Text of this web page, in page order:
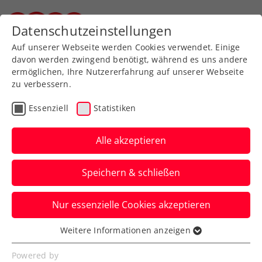
Zurück zur Newsübersicht
Rollstuhltennis
Sinner gegen Zverev:
Traumfinale bei den Erste
Bank Open
Der Italiener und der Deutsche greifen
jeweils nach ihrem zweiten Titel beim
Datenschutzeinstellungen
Auf unserer Webseite werden Cookies verwendet. Einige
davon werden zwingend benötigt, während es uns andere
ermöglichen, Ihre Nutzererfahrung auf unserer Webseite
zu verbessern.
Essenziell Statistiken
Alle akzeptieren
Speichern & schließen
Nur essenzielle Cookies akzeptieren
Essenziell
Essenzielle Cookies werden für grundlegende
Weitere Informationen anzeigen
Powered by